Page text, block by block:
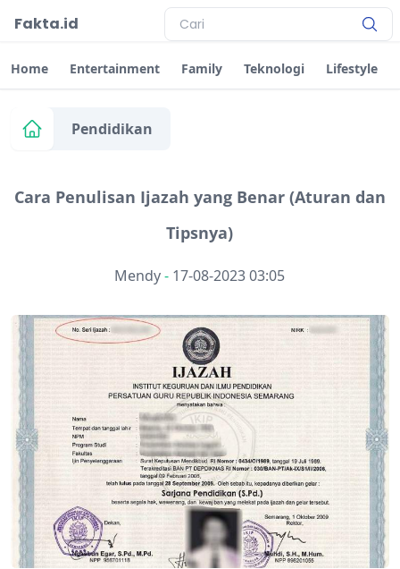
Fakta.id
Home Entertainment Family Teknologi Lifestyle
Pendidikan
Cara Penulisan Ijazah yang Benar (Aturan dan
Tipsnya)
Mendy- 17-08-2023 03:05